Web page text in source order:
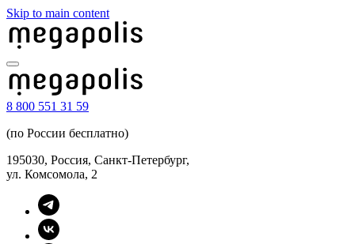
Skip to main content
8 800 551 31 59
(по России бесплатно)
195030, Россия, Санкт-Петербург,
ул. Комсомола, 2